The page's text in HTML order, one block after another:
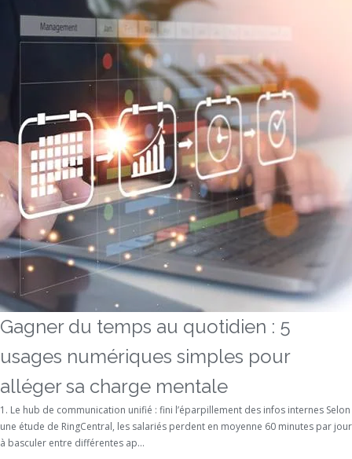
Gagner du temps au quotidien : 5
usages numériques simples pour
alléger sa charge mentale
1. Le hub de communication unifié : fini l’éparpillement des infos internes Selon
une étude de RingCentral, les salariés perdent en moyenne 60 minutes par jour
à basculer entre différentes ap...